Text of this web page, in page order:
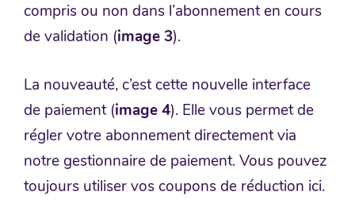
compris ou non dans l’abonnement en cours
de validation (image 3).
La nouveauté, c’est cette nouvelle interface
de paiement (image 4). Elle vous permet de
régler votre abonnement directement via
notre gestionnaire de paiement. Vous pouvez
toujours utiliser vos coupons de réduction ici.